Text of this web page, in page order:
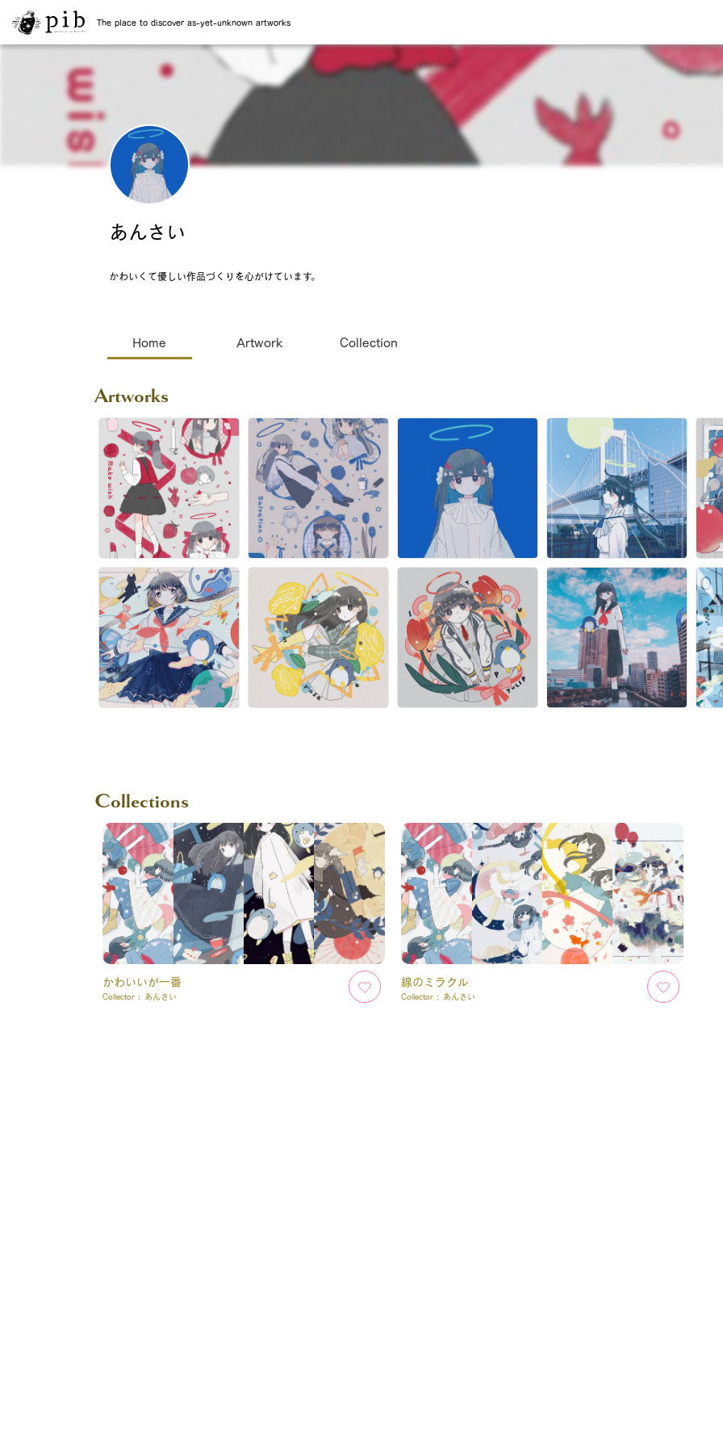
The place to discover as-yet-unknown artworks
あんさい
かわいくて優しい作品づくりを心がけています。
Home Artwork Collection
Artworks
Collections
かわいいが一番
Collector : あんさい
線のミラクル
Collector : あんさい